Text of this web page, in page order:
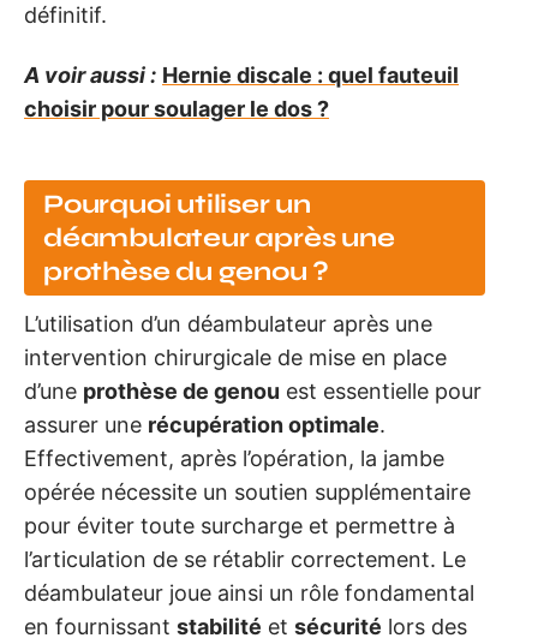
définitif.
A voir aussi : Hernie discale : quel fauteuil
choisir pour soulager le dos ?
Pourquoi utiliser un
déambulateur après une
prothèse du genou ?
L’utilisation d’un déambulateur après une
intervention chirurgicale de mise en place
d’une prothèse de genou est essentielle pour
assurer une récupération optimale.
Effectivement, après l’opération, la jambe
opérée nécessite un soutien supplémentaire
pour éviter toute surcharge et permettre à
l’articulation de se rétablir correctement. Le
déambulateur joue ainsi un rôle fondamental
en fournissant stabilité et sécurité lors des